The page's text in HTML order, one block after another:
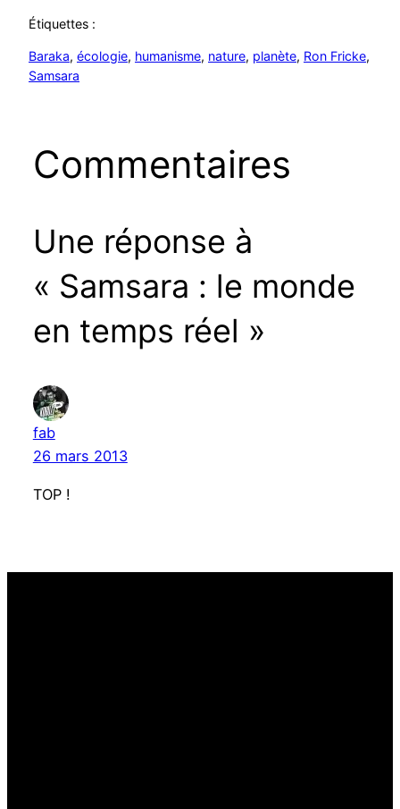
Étiquettes :
Baraka, écologie, humanisme, nature, planète, Ron Fricke
Samsara
Commentaires
Une réponse à
« Samsara : le monde
en temps réel »
fab
26 mars 2013
TOP !